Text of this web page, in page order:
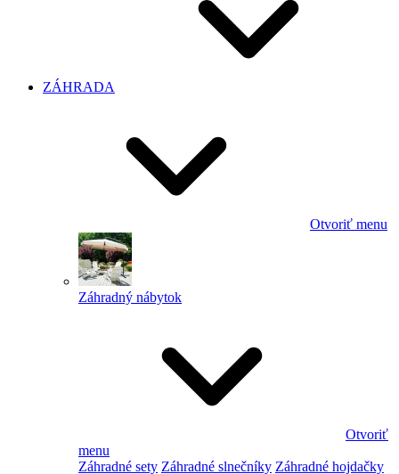
ZÁHRADA
Otvoriť menu
Záhradný nábytok
Otvoriť
menu
Záhradné sety Záhradné slnečníky Záhradné hojdačky